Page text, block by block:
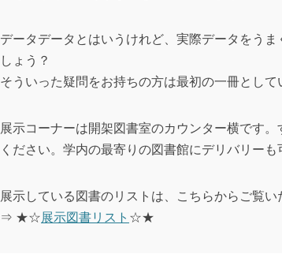
データデータとはいうけれど、実際データをう
しょう？
そういった疑問をお持ちの方は最初の一冊として
展示コーナーは開架図書室のカウンター横です
ください。学内の最寄りの図書館にデリバリーも
展示している図書のリストは、こちらからご覧い
⇒ ★☆展示図書リスト ☆★